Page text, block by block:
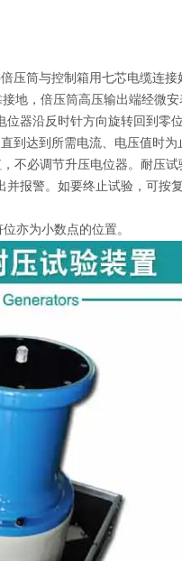
压筒与控制箱用七芯电缆连接
地，倍压筒高压输出端经微安
器沿反时针方向旋转回到零
到达到所需电流、电压值时
不必调节升压电位器。耐压
报警。如要终止试验，可按
亦为小数点的位置。